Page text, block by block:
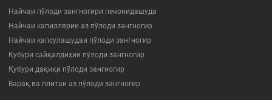
Найчаи пӯлоди зангногири печонидашуда
Найчаи капиллярии аз пӯлоди зангногир
Найчаи капсулашудаи пӯлоди зангногир
Қубури сайқалдиҳии пӯлоди зангногир
Қубури дақиқи пӯлоди зангногир
Варақ ва плитаи аз пӯлоди зангногир